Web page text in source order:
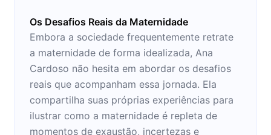
Os Desafios Reais da Maternidade
Embora a sociedade frequentemente retrate
a maternidade de forma idealizada, Ana
Cardoso não hesita em abordar os desafios
reais que acompanham essa jornada. Ela
compartilha suas próprias experiências para
ilustrar como a maternidade é repleta de
momentos de exaustão, incertezas e